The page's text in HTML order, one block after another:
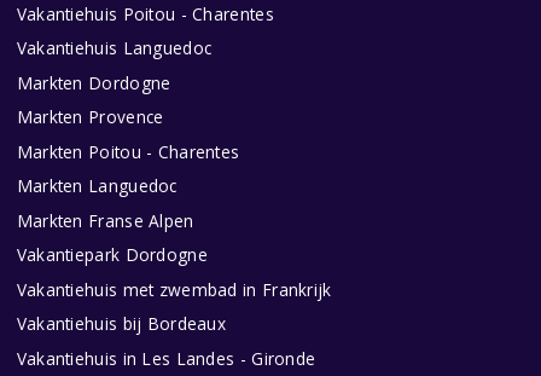
Vakantiehuis Poitou - Charentes
Vakantiehuis Languedoc
Markten Dordogne
Markten Provence
Markten Poitou - Charentes
Markten Languedoc
Markten Franse Alpen
Vakantiepark Dordogne
Vakantiehuis met zwembad in Frankrijk
Vakantiehuis bij Bordeaux
Vakantiehuis in Les Landes - Gironde